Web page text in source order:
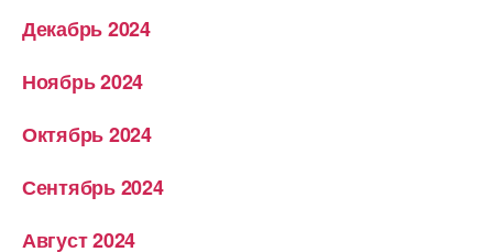
Декабрь 2024
Ноябрь 2024
Октябрь 2024
Сентябрь 2024
Август 2024